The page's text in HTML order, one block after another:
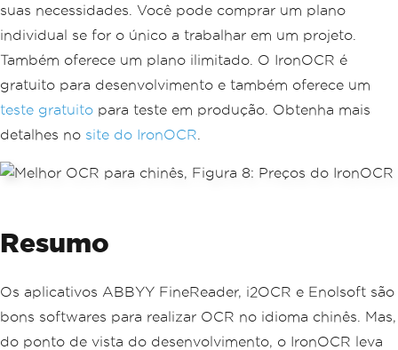
suas necessidades. Você pode comprar um plano
individual se for o único a trabalhar em um projeto.
Também oferece um plano ilimitado. O IronOCR é
gratuito para desenvolvimento e também oferece um
teste gratuito para teste em produção. Obtenha mais
detalhes no site do IronOCR
Resumo
Os aplicativos ABBYY FineReader, i2OCR e Enolsoft são
bons softwares para realizar OCR no idioma chinês. Mas,
do ponto de vista do desenvolvimento, o IronOCR leva